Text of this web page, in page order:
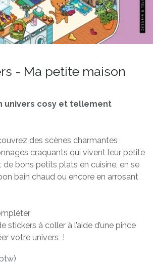
- Ma petite maison
univers cosy et tellement
des scènes charmantes
craquants qui vivent leur petite
bons petits plats en cuisine, en se
bain chaud ou encore en arrosant
stickers à coller à l’aide d’une pince
votre univers !